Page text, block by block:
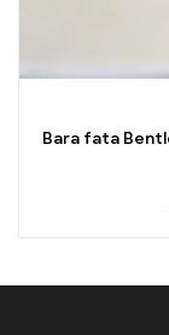
Bara fata